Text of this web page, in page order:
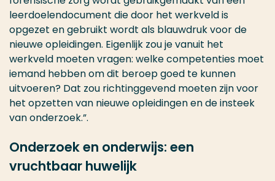
leerdoelendocument die door het werkveld is
opgezet en gebruikt wordt als blauwdruk voor de
nieuwe opleidingen. Eigenlijk zou je vanuit het
werkveld moeten vragen: welke competenties moet
iemand hebben om dit beroep goed te kunnen
uitvoeren? Dat zou richtinggevend moeten zijn voor
het opzetten van nieuwe opleidingen en de insteek
van onderzoek.”.
Onderzoek en onderwijs: een
vruchtbaar huwelijk